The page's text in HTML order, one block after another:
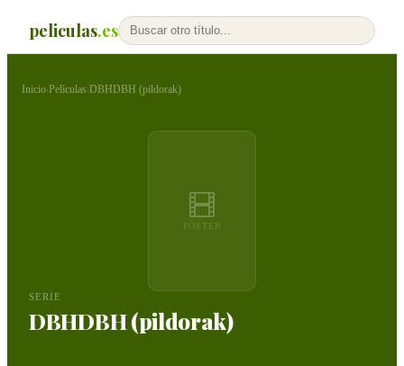
peliculas.es
Inicio›Películas›DBHDBH (pildorak)
PÓSTER
SERIE
DBHDBH (pildorak)